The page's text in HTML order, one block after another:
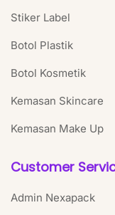
Stiker Label
Botol Plastik
Botol Kosmetik
Kemasan Skincare
Kemasan Make Up
Customer
Admin Nexapack